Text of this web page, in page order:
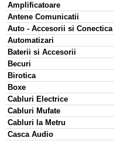
Amplificatoare
Antene Comunicatii
Auto - Accesorii si Conectica
Automatizari
Baterii si Accesorii
Becuri
Birotica
Boxe
Cabluri Electrice
Cabluri Mufate
Cabluri la Metru
Casca Audio